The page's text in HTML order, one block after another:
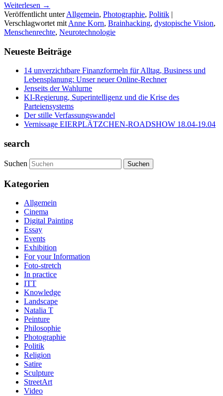
Weiterlesen →
Veröffentlicht unter Allgemein, Photographie, Politik |
Verschlagwortet mit Anne Korn, Brainhacking, dystopische Vision,
Menschenrechte, Neurotechnologie
Neueste Beiträge
14 unverzichtbare Finanzformeln für Alltag, Business und
Lebensplanung: Unser neuer Online-Rechner
Jenseits der Wahlurne
KI-Regierung, Superintelligenz und die Krise des
Parteiensystems
Der stille Verfassungswandel
Vernissage EIERPLÄTZCHEN-ROADSHOW 18.04-19.04
search
Suchen
Kategorien
Allgemein
Cinema
Digital Painting
Essay
Events
Exhibition
For your Information
Foto-stretch
In practice
ITT
Knowledge
Landscape
Natalia T
Peinture
Philosophie
Photographie
Politik
Religion
Satire
Sculpture
StreetArt
Video